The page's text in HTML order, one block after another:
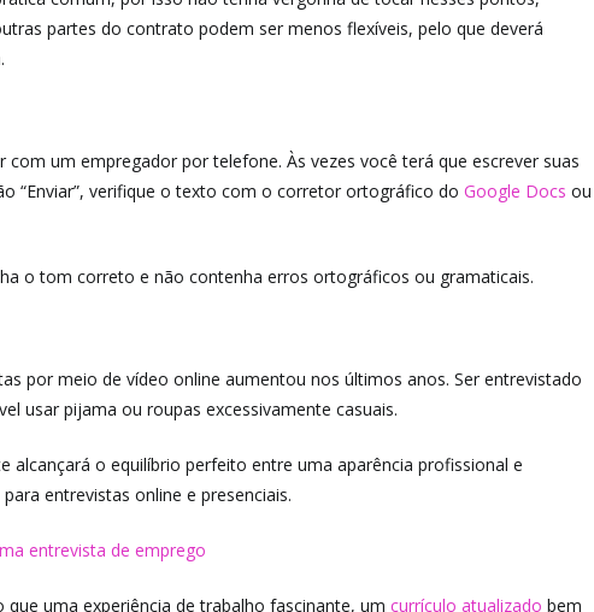
partes do contrato podem ser menos flexíveis, pelo que deverá
um empregador por telefone. Às vezes você terá que escrever suas
“Enviar”, verifique o texto com o corretor ortográfico do Google Docs ou
o tom correto e não contenha erros ortográficos ou gramaticais.
por meio de vídeo online aumentou nos últimos anos. Ser entrevistado
usar pijama ou roupas excessivamente casuais.
alcançará o equilíbrio perfeito entre uma aparência profissional e
entrevistas online e presenciais.
entrevista de emprego
uma experiência de trabalho fascinante, um currículo atualizado bem